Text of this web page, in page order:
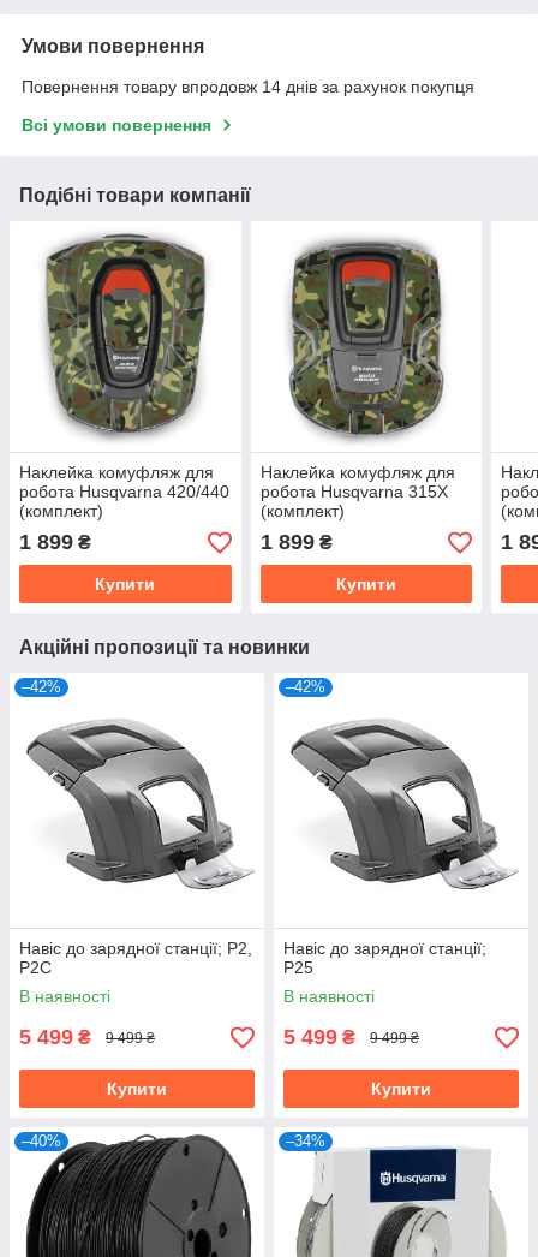
Умови повернення
Повернення товару впродовж 14 днів за рахунок покупця
Всі умови повернення
Подібні товари компанії
Наклейка комуфляж для
робота Husqvarna 420/440
(комплект)
1 899 ₴
Купити
Наклейка комуфляж для
робота Husqvarna 315Х
(комплект)
1 899₴
Купити
1
Акційні пропозиції та новинки
–42%
Навіс до зарядної станції; Р2,
Р2С
В наявності
5 499 ₴ 9 499 ₴
Купити
–42%
Навіс до зарядної станції;
Р25
В наявності
5 499 ₴ 9 499 ₴
Купити
–40% –34%